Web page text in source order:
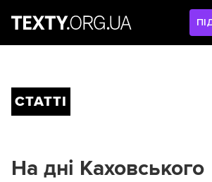
СТАТТІ
На дні Каховського